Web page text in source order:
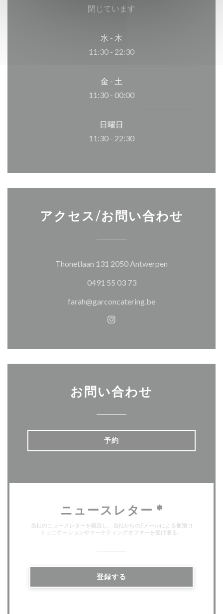
閉じています
水 - 木
11:30 - 22:30
金 - 土
11:30 - 00:00
日曜日
11:30 - 22:30
アクセス/お問い合わせ
Thonetlaan 131 2050 Antwerpen
0491 55 03 73
farah@garconcatering.be
Instagram ((新しいウィン
お問い合わせ
予約
ニュースレター *
当社のニュースレターを購読し、当社からのEメールによる個別コ
ミュニケーションやマーケティングオファーを受け取る。
登録する